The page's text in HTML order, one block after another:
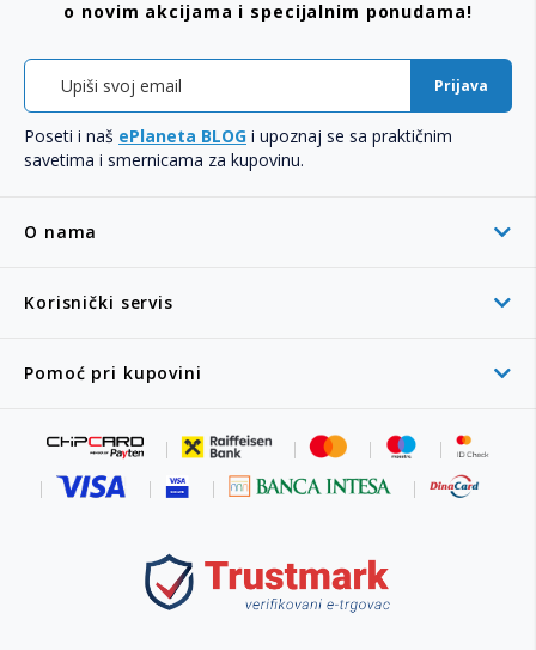
O nama
Korisnički servis
Pomoć pri kupovini
o novim akcijama i specijalnim ponudama!
Prijava
Poseti i naš ePlaneta BLOG i upoznaj se sa praktičnim
savetima i smernicama za kupovinu.